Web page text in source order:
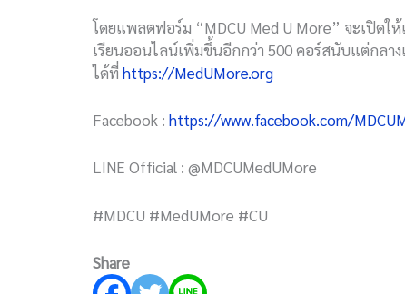
โดยแพลตฟอร์ม “MDCU Med U More” จะเปิดใ
เรียนออนไลน์เพิ่มขึ้นอีกกว่า 500 คอร์สนับแต่กลา
ได้ที่ https://MedUMore.org
Facebook : https://www.facebook.com/
LINE Official : @MDCUMedUMore
#MDCU #MedUMore #CU
Share